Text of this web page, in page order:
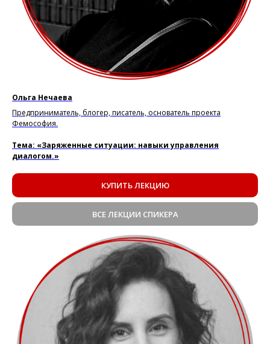
Ольга Нечаева
Предприниматель, блогер, писатель, основатель проекта
Фемософия.
Тема: «Заряженные ситуации: навыки управления
диалогом.»
КУПИТЬ ЛЕКЦИЮ
ВСЕ ЛЕКЦИИ СПИКЕРА